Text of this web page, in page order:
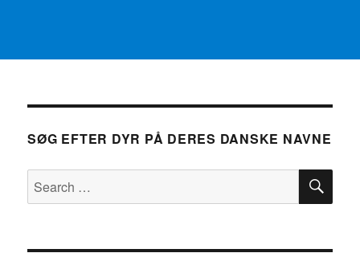
SØG EFTER DYR PÅ DERES DANSKE NAVNE
Search
for: